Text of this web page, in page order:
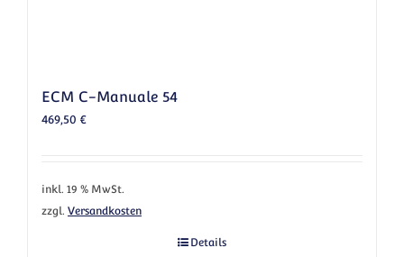
ECM C-Manuale 54
469,50 €
inkl. 19 % MwSt.
zzgl. Versandkosten
Details